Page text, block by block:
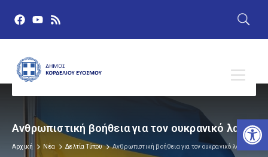
Aνθρωπιστική βοήθεια για τον ουκρανικό λαό
Αρχική Νέα Δελτία Τύπου Aνθρωπιστική βοήθεια για τον ουκρανικό λαό